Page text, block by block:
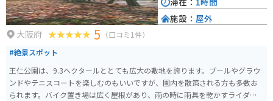
大阪府 5 （口コミ1件）
#絶景スポット
王仁公園は、9.3ヘクタールととても広大の敷地を誇ります。プールやグラウ
ンドやテニスコートを楽しむのもいいですが、園内を散策される方も多数お
られます。バイク置き場は広く屋根があり、雨の時に雨具を乾かすライダー
施設： 屋外